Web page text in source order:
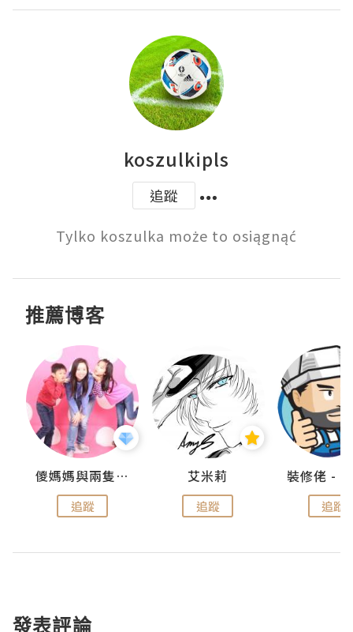
koszulkipls
追蹤
Tylko koszulka może to osiągnąć
推薦博客
儍媽媽與兩隻小魔怪之家
追蹤
艾米莉
追蹤 追蹤
發表評論